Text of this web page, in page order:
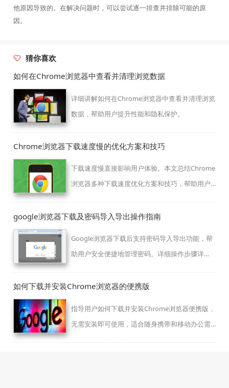
他原因导致的。在解决问题时，可以尝试逐一排查并排除可能的原
因。
猜你喜欢
如何在Chrome浏览器中查看并清理浏览数据
详细讲解如何在Chrome浏览器中查看并清理浏览
数据，帮助用户提升性能和隐私保护。
Chrome浏览器下载速度慢的优化方案和技巧
下载速度慢直接影响用户体验。本文总结Chrome
浏览器多种下载速度优化方案和技巧，帮助用户
google浏览器下载及密码导入导出操作指南
Google浏览器下载后支持密码导入导出功能，帮
助用户安全便捷地管理密码。详细操作步骤详
如何下载并安装Chrome浏览器的便携版
指导用户如何下载并安装Chrome浏览器便携版，
无需安装即可使用，适合随身携带和移动办公需